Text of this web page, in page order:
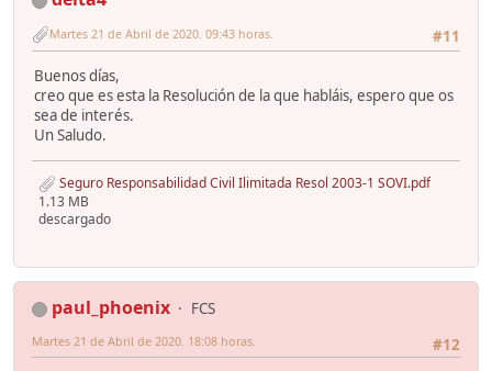
#11
Martes 21 de Abril de 2020. 09:43 horas.
Buenos días,
creo que es esta la Resolución de la que habláis, espero que os
sea de interés.
Un Saludo.
Seguro Responsabilidad Civil Ilimitada Resol 2003-1 SOVI.pdf
1.13 MB
descargado
paul_phoenix
FCS
#12
Martes 21 de Abril de 2020. 18:08 horas.